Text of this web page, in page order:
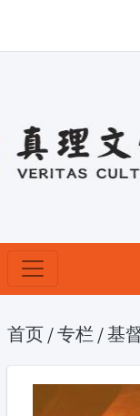
首页 /专栏 /基